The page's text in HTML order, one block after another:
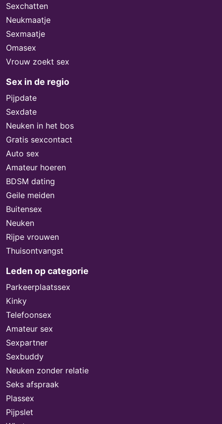
Sexchatten
Neukmaatje
Sexmaatje
Omasex
Vrouw zoekt sex
Sex in de regio
Pijpdate
Sexdate
Neuken in het bos
Gratis sexcontact
Auto sex
Amateur hoeren
BDSM dating
Geile meiden
Buitensex
Neuken
Rijpe vrouwen
Thuisontvangst
Leden op categorie
Parkeerplaatssex
Kinky
Telefoonsex
Amateur sex
Sexpartner
Sexbuddy
Neuken zonder relatie
Seks afspraak
Plassex
Pijpslet